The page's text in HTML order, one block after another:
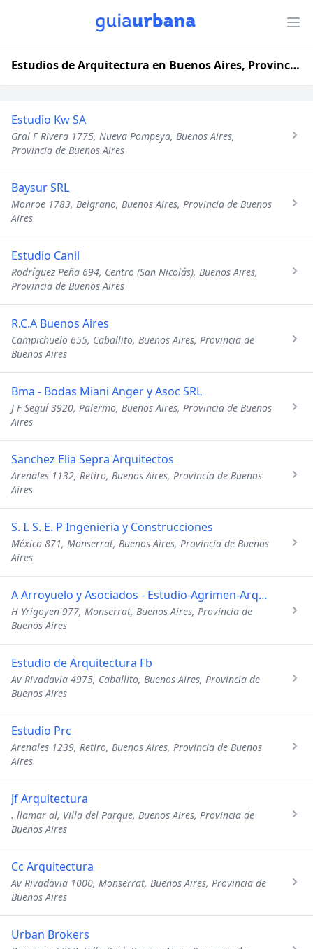
Estudios de Arquitectura en Buenos Aires, Provincia de Buenos Aires
Estudio Kw SA
Gral F Rivera 1775, Nueva Pompeya, Buenos Aires,
Provincia de Buenos Aires
Baysur SRL
Monroe 1783, Belgrano, Buenos Aires, Provincia de Buenos
Aires
Estudio Canil
Rodríguez Peña 694, Centro (San Nicolás), Buenos Aires,
Provincia de Buenos Aires
R.C.A Buenos Aires
Campichuelo 655, Caballito, Buenos Aires, Provincia de
Buenos Aires
Bma - Bodas Miani Anger y Asoc SRL
J F Seguí 3920, Palermo, Buenos Aires, Provincia de Buenos
Aires
Sanchez Elia Sepra Arquitectos
Arenales 1132, Retiro, Buenos Aires, Provincia de Buenos
Aires
S. I. S. E. P Ingenieria y Construcciones
México 871, Monserrat, Buenos Aires, Provincia de Buenos
Aires
A Arroyuelo y Asociados - Estudio-Agrimen-Arquitec
H Yrigoyen 977, Monserrat, Buenos Aires, Provincia de
Buenos Aires
Estudio de Arquitectura Fb
Av Rivadavia 4975, Caballito, Buenos Aires, Provincia de
Buenos Aires
Estudio Prc
Arenales 1239, Retiro, Buenos Aires, Provincia de Buenos
Aires
Jf Arquitectura
. llamar al, Villa del Parque, Buenos Aires, Provincia de
Buenos Aires
Cc Arquitectura
Av Rivadavia 1000, Monserrat, Buenos Aires, Provincia de
Buenos Aires
Urban Brokers